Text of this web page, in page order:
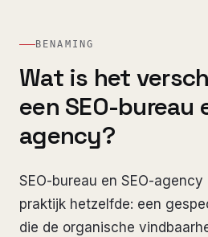
BENAMING
Wat is het
een SEO-bureau
agency?
SEO-bureau en SEO-
praktijk hetzelfde: een
die de organische